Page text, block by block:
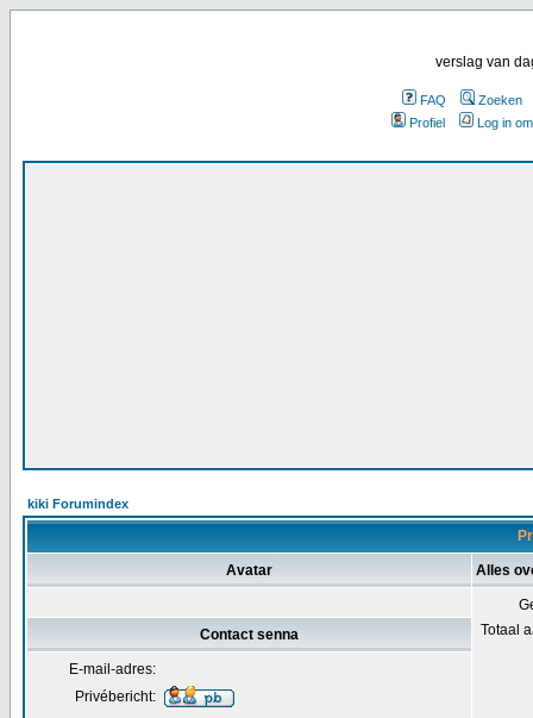
verslag van
FAQ
Zoeken
Profiel
Log in
kiki Forumindex
Avatar Alles
Totaal
Contact senna
E-mail-adres:
Privébericht: